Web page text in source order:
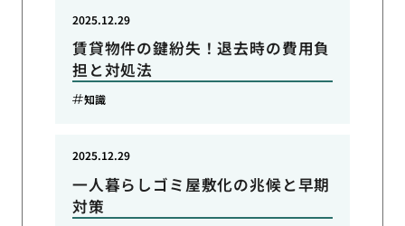
賃貸物件の鍵紛失！退去時の費用負
担と対処法
2025.12.29
知識
一人暮らしゴミ屋敷化の兆候と早期
対策
2025.12.29